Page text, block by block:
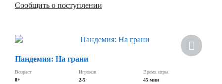
Сообщить о поступлении
Пандемия: На грани
Возраст
8+
Игроков
2-5
Время игры
45 мин